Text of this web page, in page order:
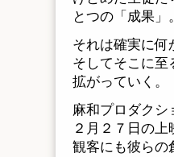
とつの「成果」
それは確実に何
そしてそこに至
拡がっていく。
麻和プロダクシ
２月２７日の
観客にも彼らの